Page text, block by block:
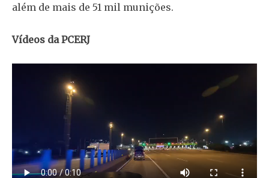
além de mais de 51 mil munições.
Vídeos da PCERJ